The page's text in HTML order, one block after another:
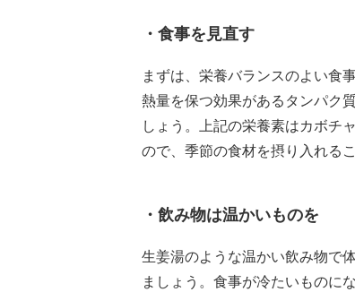
・食事を見直す
まずは、栄養バランスのよい食
熱量を保つ効果があるタンパク
しょう。上記の栄養素はカボチ
ので、季節の食材を摂り入れる
・飲み物は温かいものを
生姜湯のような温かい飲み物で
ましょう。食事が冷たいものに